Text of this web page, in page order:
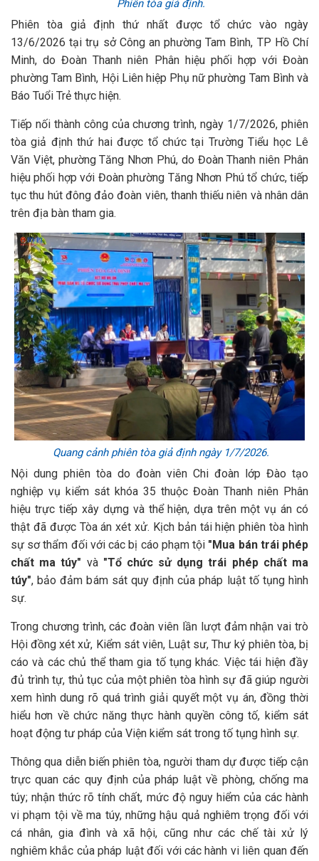
Phiên tòa giả định.
Phiên tòa giả định thứ nhất được tổ chức vào ngày
13/6/2026 tại trụ sở Công an phường Tam Bình, TP Hồ Chí
Minh, do Đoàn Thanh niên Phân hiệu phối hợp với Đoàn
phường Tam Bình, Hội Liên hiệp Phụ nữ phường Tam Bình và
Báo Tuổi Trẻ thực hiện.
Tiếp nối thành công của chương trình, ngày 1/7/2026, phiên
tòa giả định thứ hai được tổ chức tại Trường Tiểu học Lê
Văn Việt, phường Tăng Nhơn Phú, do Đoàn Thanh niên Phân
hiệu phối hợp với Đoàn phường Tăng Nhơn Phú tổ chức, tiếp
tục thu hút đông đảo đoàn viên, thanh thiếu niên và nhân dân
trên địa bàn tham gia.
Quang cảnh phiên tòa giả định ngày 1/7/2026.
Nội dung phiên tòa do đoàn viên Chi đoàn lớp Đào tạo
nghiệp vụ kiểm sát khóa 35 thuộc Đoàn Thanh niên Phân
hiệu trực tiếp xây dựng và thể hiện, dựa trên một vụ án có
thật đã được Tòa án xét xử. Kịch bản tái hiện phiên tòa hình
sự sơ thẩm đối với các bị cáo phạm tội "Mua bán trái phép
chất ma túy" và "Tổ chức sử dụng trái phép chất ma
túy", bảo đảm bám sát quy định của pháp luật tố tụng hình
sự.
Trong chương trình, các đoàn viên lần lượt đảm nhận vai trò
Hội đồng xét xử, Kiểm sát viên, Luật sư, Thư ký phiên tòa, bị
cáo và các chủ thể tham gia tố tụng khác. Việc tái hiện đầy
đủ trình tự, thủ tục của một phiên tòa hình sự đã giúp người
xem hình dung rõ quá trình giải quyết một vụ án, đồng thời
hiểu hơn về chức năng thực hành quyền công tố, kiểm sát
hoạt động tư pháp của Viện kiểm sát trong tố tụng hình sự.
Thông qua diễn biến phiên tòa, người tham dự được tiếp cận
trực quan các quy định của pháp luật về phòng, chống ma
túy; nhận thức rõ tính chất, mức độ nguy hiểm của các hành
vi phạm tội về ma túy, những hậu quả nghiêm trọng đối với
cá nhân, gia đình và xã hội, cũng như các chế tài xử lý
nghiêm khắc của pháp luật đối với các hành vi liên quan đến